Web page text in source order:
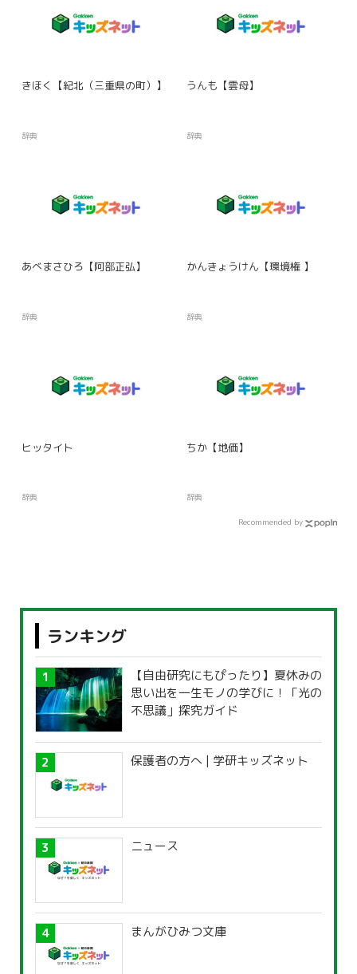
きほく【紀北（三重県の町）】
辞典
うんも【雲母】
辞典
あべまさひろ【阿部正弘】
辞典
かんきょうけん【環境権 】
辞典
ヒッタイト
辞典
ちか【地価】
辞典
Recommended by
ランキング
【自由研究にもぴったり】夏休みの
思い出を一生モノの学びに！「光の
不思議」探究ガイド
保護者の方へ | 学研キッズネット
ニュース
まんがひみつ文庫